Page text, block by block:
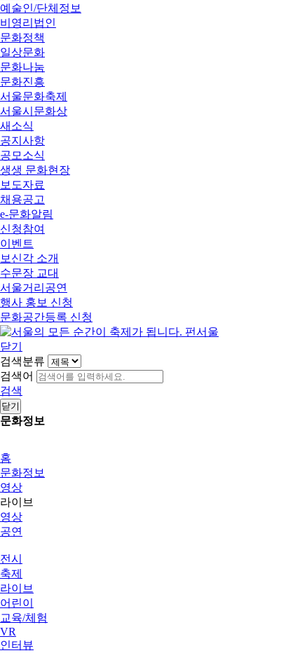
예술인/단체정보
비영리법인
문화정책
일상문화
문화나눔
문화진흥
서울문화축제
서울시문화상
새소식
공지사항
공모소식
생생 문화현장
보도자료
채용공고
e-문화알림
신청참여
이벤트
보신각 소개
수문장 교대
서울거리공연
행사 홍보 신청
문화공간등록 신청
닫기
검색분류
검색어
검색
닫기
문화정보
홈
문화정보
영상
라이브
영상
공연
전시
축제
라이브
어린이
교육/체험
VR
인터뷰